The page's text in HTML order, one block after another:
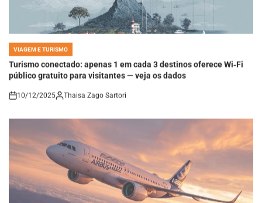
POSTED
Turismo conectado: apenas 1 em cada 3 destinos oferece Wi‑Fi
público gratuito para visitantes — veja os dados
on